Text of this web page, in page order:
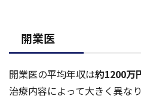
開業医
開業医の平均年収は約1200万
治療内容によって大きく異な